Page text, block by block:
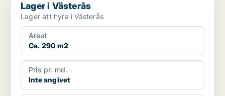
Lager i Västerås
Lager att hyra i Västerås
Areal
Ca. 290 m2
Pris pr. md.
Inte angivet